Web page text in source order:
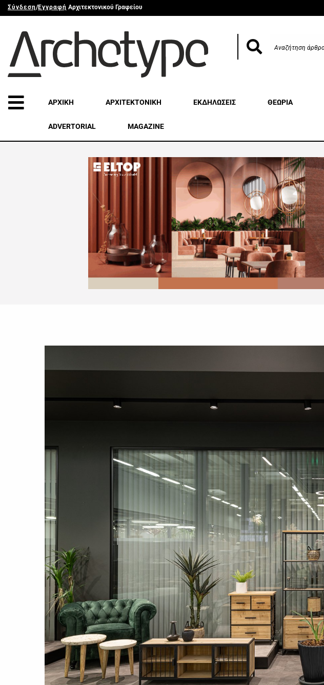
Σύνδεση/Εγγραφή Αρχιτεκτονικού Γραφείου
ΑΡΧΙΚΗ ΑΡΧΙΤΕΚΤΟΝΙΚΗ ΕΚΔΗΛΩΣΕΙΣ ΘΕΩΡΙΑ
ADVERTORIAL MAGAZINE